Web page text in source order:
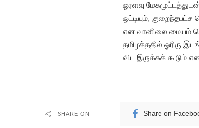
ஓரளவு
ஒட்டியும், குறைந்தபட்ச
என வானிலை மையம்
தமிழக்ததில் ஓரிரு
விட இருக்கக் கூடும்
SHARE ON Share on